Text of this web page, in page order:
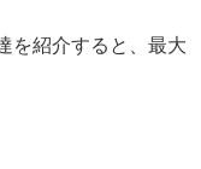
を紹介すると、最大